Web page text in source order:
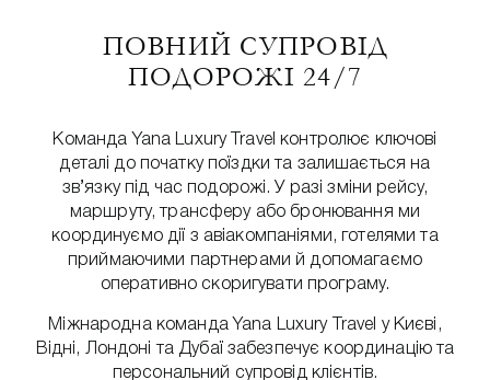
ПОВНИЙ СУПРОВІД
ПОДОРОЖІ 24/7
Команда Yana Luxury Travel контролює ключові
деталі до початку поїздки та залишається на
зв’язку під час подорожі. У разі зміни рейсу,
маршруту, трансферу або бронювання ми
координуємо дії з авіакомпаніями, готелями та
приймаючими партнерами й допомагаємо
оперативно скоригувати програму.
Міжнародна команда Yana Luxury Travel у Києві,
Відні, Лондоні та Дубаї забезпечує координацію та
персональний супровід клієнтів.